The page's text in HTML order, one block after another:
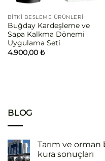
BITKI BESLEME ÜRÜNLERI
Buğday Kardeşleme ve
Sapa Kalkma Dönemi
Uygulama Seti
4.900,00 ₺
BLOG
Tarım ve orman
kura sonuçları